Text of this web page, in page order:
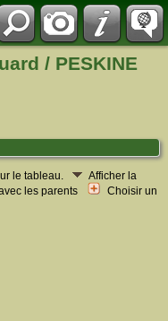
/ PESKINE
le tableau.
Afficher la
les parents
Choisir un